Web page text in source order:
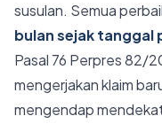
susulan. Semua
bulan sejak tanggal
Pasal 76 Perpres 82/
mengerjakan klaim
mengendap